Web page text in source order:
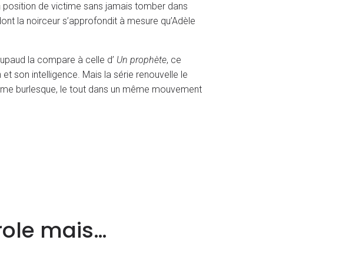
de victime sans jamais tomber dans
la noirceur s’approfondit à mesure qu’Adèle
la compare à celle d’ Un prophète, ce
son intelligence. Mais la série renouvelle le
burlesque, le tout dans un même mouvement
mais…